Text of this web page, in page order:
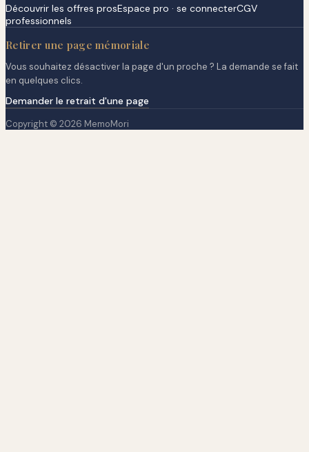
Découvrir les offres prosEspace pro · se connecterCGV
professionnels
Retirer une page mémoriale
Vous souhaitez désactiver la page d'un proche ? La demande se fait
en quelques clics.
Demander le retrait d'une page
Copyright © 2026 MemoMori